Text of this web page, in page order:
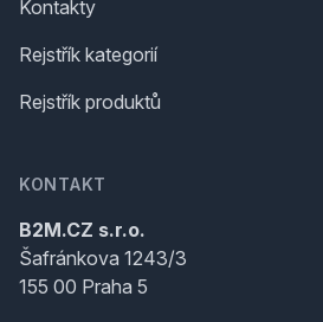
Kontakty
Rejstřík kategorií
Rejstřík produktů
KONTAKT
B2M.CZ s.r.o.
Šafránkova 1243/3
155 00 Praha 5